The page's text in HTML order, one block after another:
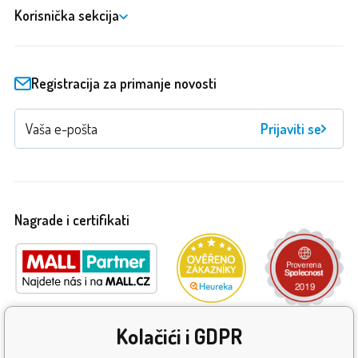
Korisnička sekcija
Registracija za primanje novosti
Prijaviti se
Nagrade i certifikati
Kolačići i GDPR